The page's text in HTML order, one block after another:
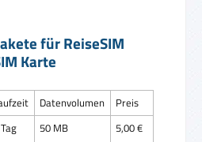
für ReiseSIM
Karte
Datenvolumen
Preis
50 MB 5,00 €